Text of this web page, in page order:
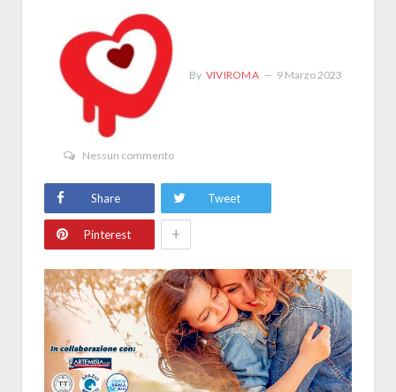
By VIVIROMA 9 Marzo 2023
Nessun commento
Share Tweet
Pinterest +